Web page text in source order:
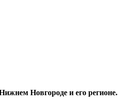
Новгороде и его регионе.